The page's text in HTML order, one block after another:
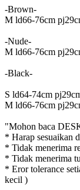
-Brown-
M ld66-76cm
-Nude-
M ld66-76cm
-Black-
S ld64-74cm
M ld66-76cm
"Mohon baca
* Harap sesuaikan
* Tidak menerima
* Tidak menerima
* Eror tolerance
kecil )